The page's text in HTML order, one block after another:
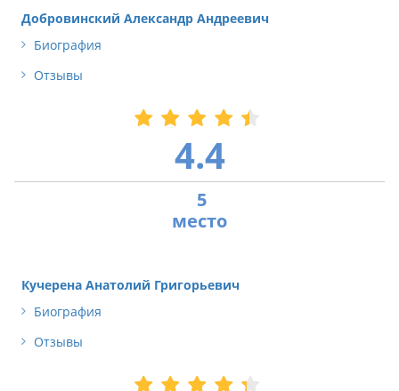
Добровинский Александр Андреевич
Биография
Отзывы
4.4
5
Кучерена Анатолий Григорьевич
Биография
Отзывы